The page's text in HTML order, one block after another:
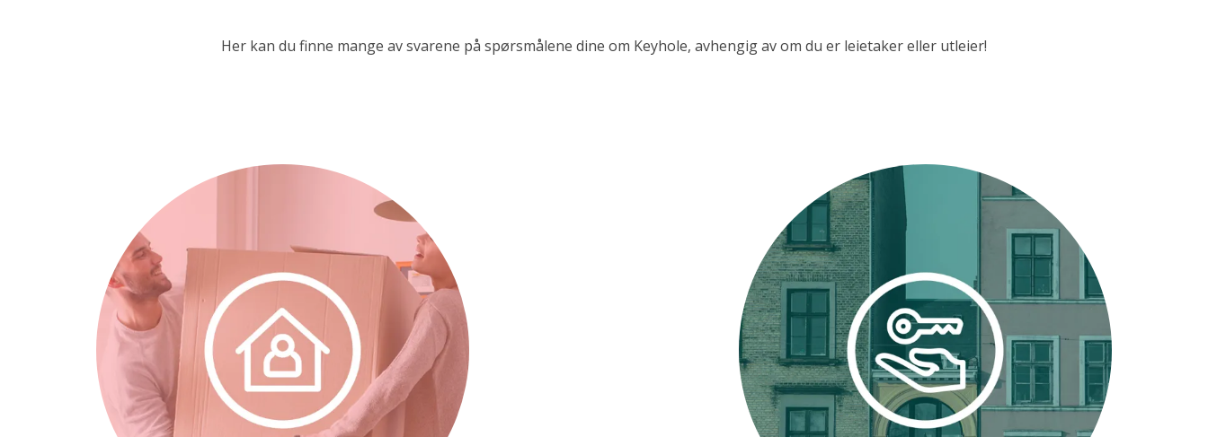
Her kan du finne mange av svarene på spørsmålene dine om Keyhole, avhengig av om du er leietaker eller utleier!